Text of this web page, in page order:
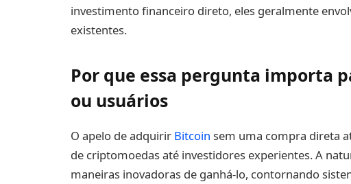
investimento financeiro direto, eles geralmente
existentes.
Por que essa pergunta importa
ou usuários
O apelo de adquirir Bitcoin sem uma compra direta
de criptomoedas até investidores experientes. A
maneiras inovadoras de ganhá-lo, contornando